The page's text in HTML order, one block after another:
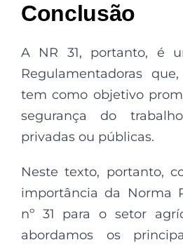
Conclusão
A NR 31, portanto, é
Regulamentadoras
tem como objetivo
segurança do
privadas ou públicas.
Neste texto, portanto,
importância da Norma
nº 31 para o setor
abordamos os